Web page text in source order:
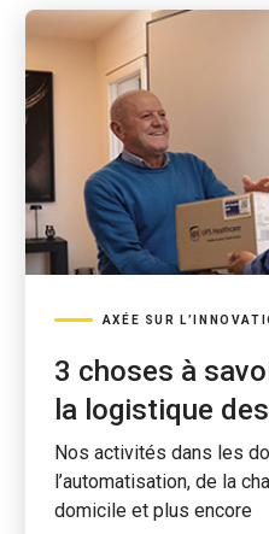
AXÉE SUR
3 choses à
la logistique
Nos activités dans les
l’automatisation, de la
domicile et plus encore